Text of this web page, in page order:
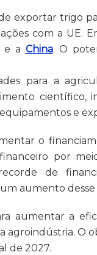
exportar trigo
com a UE.
e a China. O
para a
científico,
e
o
por
de
aumento desse
aumentar a
agroindústria. O
de 2027.